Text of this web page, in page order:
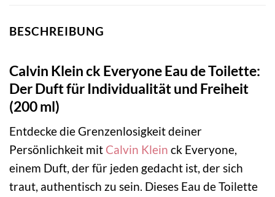
BESCHREIBUNG
Calvin Klein ck Everyone Eau de Toilette:
Der Duft für Individualität und Freiheit
(200 ml)
Entdecke die Grenzenlosigkeit deiner
Persönlichkeit mit Calvin Klein ck Everyone,
einem Duft, der für jeden gedacht ist, der sich
traut, authentisch zu sein. Dieses Eau de Toilette